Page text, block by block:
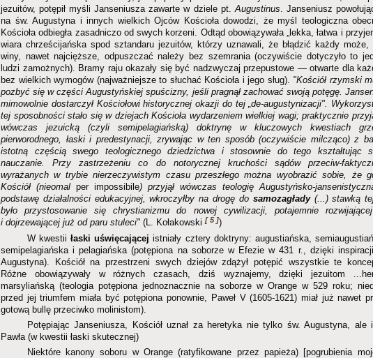
jezuitów, potępił myśli Janseniusza zawarte w dziele pt.Augustinus. Janseniusz
na św. Augustyna i innych wielkich Ojców Kościoła dowodzi, że myśl teologiczna
Kościoła odbiegła zasadniczo od swych korzeni. Odtąd obowiązywała „lekka, łatwa i
wiara chrześcijańska spod sztandaru jezuitów, którzy uznawali, że błądzić każdy może,
winy, nawet najcięższe, odpuszczać należy bez szemrania (oczywiście dotyczyło to
ludzi zamożnych). Bramy raju okazały się być nadzwyczaj przepustowe — otwarte dla
bez wielkich wymogów (najważniejsze to słuchać Kościoła i jego sług). "Kościół rzymski
pozbyć się w części Augustyńskiej spuścizny, jeśli pragnął zachować swoją potęgę.
mimowolnie dostarczył Kościołowi historycznej okazji do tej „de-augustynizacji".
tej sposobności stało się w dziejach Kościoła wydarzeniem wielkiej wagi; praktycznie
wówczas jezuicką (czyli semipelagiańską) doktrynę w kluczowych kwestiach
pierworodnego, łaski i predestynacji, zrywając w ten sposób (oczywiście milcząco) z
istotną częścią swego teologicznego dziedzictwa i stosownie do tego kształtując
nauczanie. Przy zastrzeżeniu co do notorycznej kruchości sądów przeciw-
wyrażanych w trybie nierzeczywistym czasu przeszłego można wyobrazić sobie, że
Kościół (nieomal per impossibile) przyjął wówczas teologię Augustyńsko-
podstawę działalności edukacyjnej, wkroczyłby na drogę do samozagłady (...) stawką
było przystosowanie się chrystianizmu do nowej cywilizacji, potajemnie
i dojrzewającej już od paru stuleci" (L. Kołakowski[ 5 ])
W kwestiiłaski uświęcającejistniały cztery doktryny: augustiańska,
semipelagiańska i pelagiańska (potępiona na soborze w Efezie w 431 r., dzięki
Augustyna). Kościół na przestrzeni swych dziejów zdążył potępić wszystkie te
Różne obowiązywały w różnych czasach, dziś wyznajemy, dzięki jezuitom
marsyliańską (teologia potępiona jednoznacznie na soborze w Orange w 529 roku;
przed jej triumfem miała być potępiona ponownie, Paweł V (1605-1621) miał już nawet
gotową bullę przeciwko molinistom).
Potępiając Janseniusza, Kościół uznał za heretyka nie tylko św. Augustyna, ale
Pawła (w kwestii łaski skutecznej)
Niektóre kanony soboru w Orange (ratyfikowane przez papieża) [pogrubienia